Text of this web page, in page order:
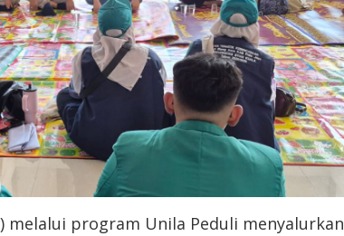
) melalui program Unila Peduli menyalurkan